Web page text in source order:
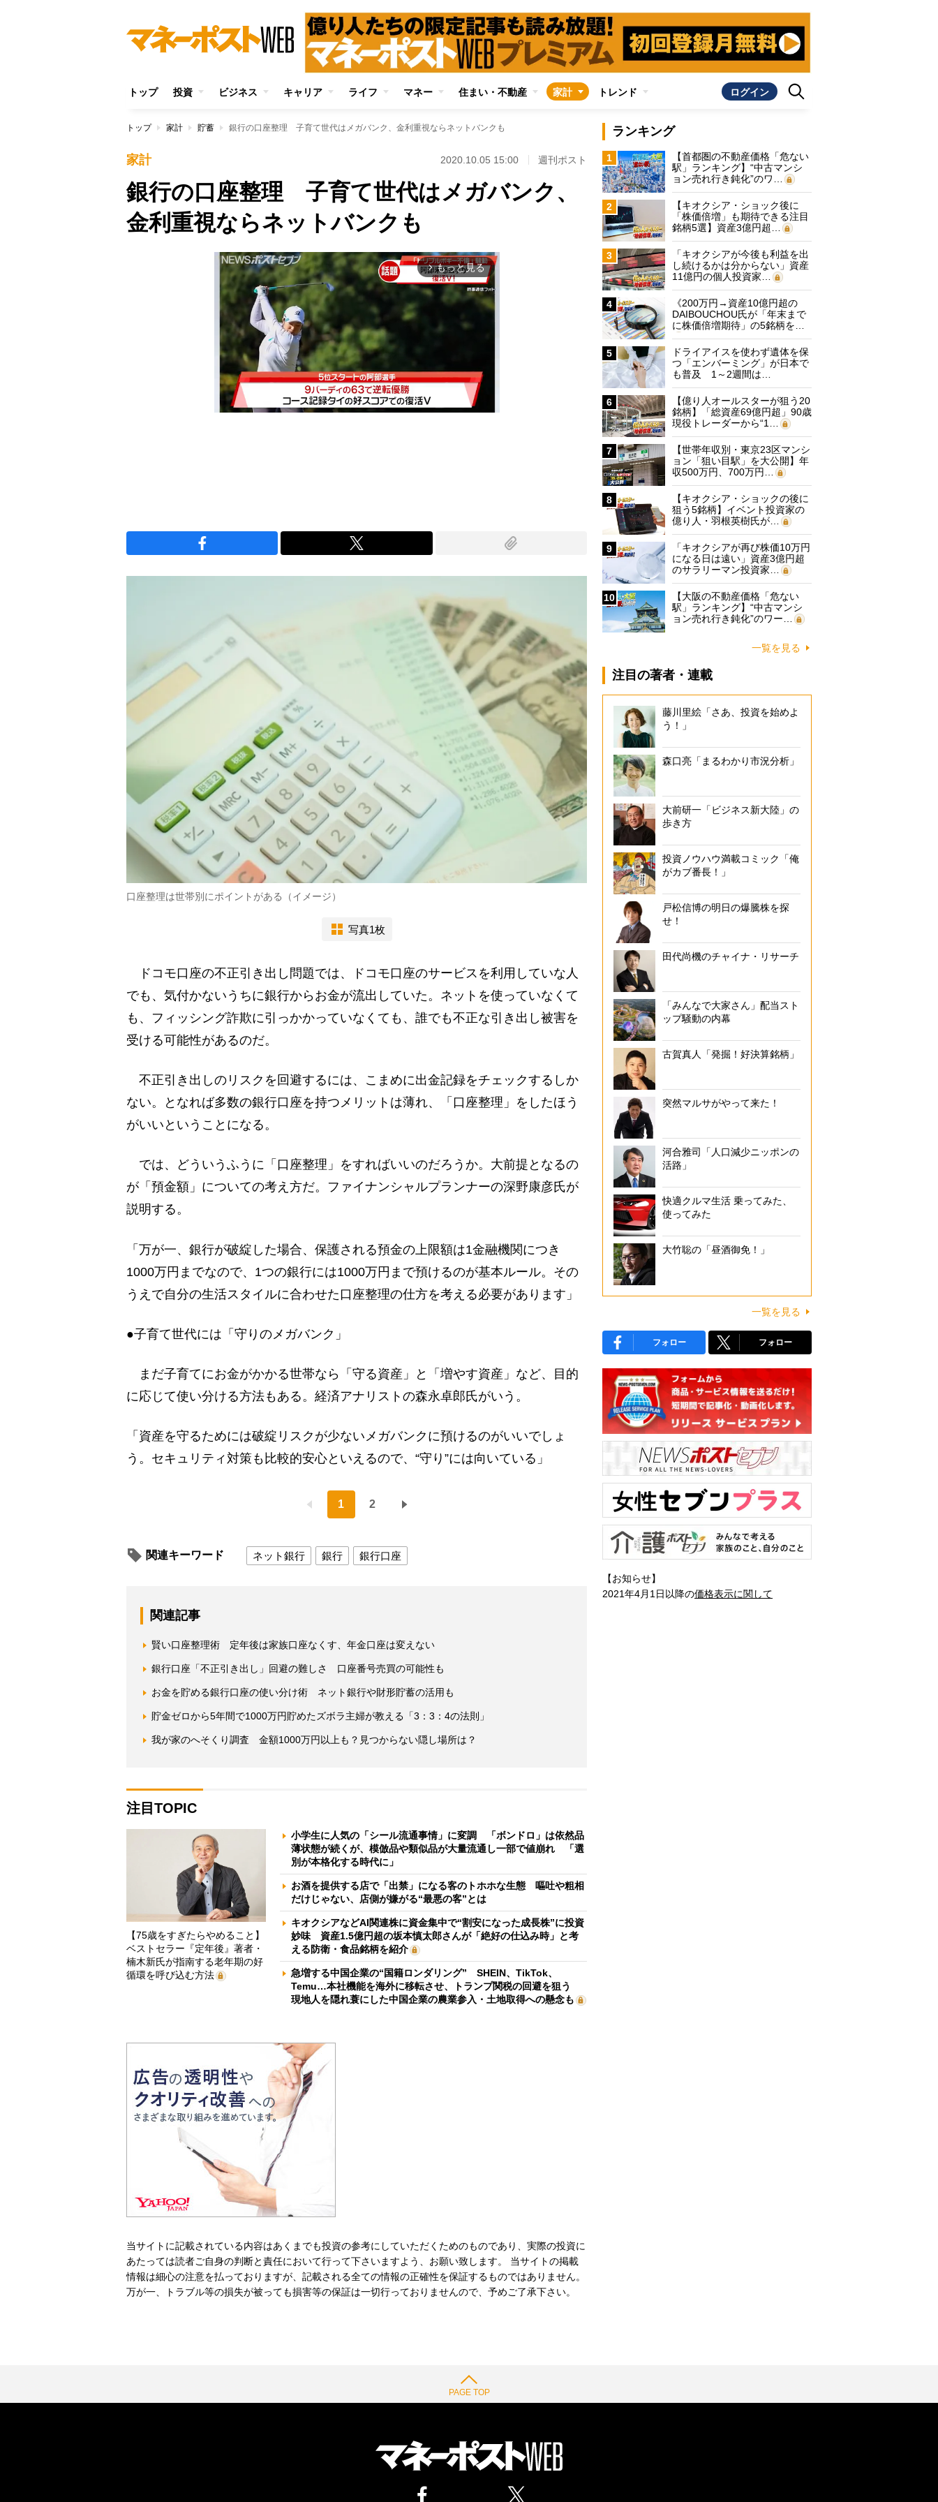
トップ 投資 ビジネス キャリア ライフ マネー 住まい・不動産 家計 トレンド ログイン
トップ 家計 貯蓄 銀行の口座整理 子育て世代はメガバンク、金利重視ならネットバンクも
家計 2020.10.05 15:00 週刊ポスト
銀行の口座整理 子育て世代はメガバンク、
金利重視ならネットバンクも
arrow_forward_ios もっと見る
口座整理は世帯別にポイントがある（イメージ）
写真1枚
ドコモ口座の不正引き出し問題では、ドコモ口座のサービスを利用していな人
でも、気付かないうちに銀行からお金が流出していた。ネットを使っていなくて
も、フィッシング詐欺に引っかかっていなくても、誰でも不正な引き出し被害を
受ける可能性があるのだ。
不正引き出しのリスクを回避するには、こまめに出金記録をチェックするしか
ない。となれば多数の銀行口座を持つメリットは薄れ、「口座整理」をしたほう
がいいということになる。
では、どういうふうに「口座整理」をすればいいのだろうか。大前提となるの
が「預金額」についての考え方だ。ファイナンシャルプランナーの深野康彦氏が
説明する。
「万が一、銀行が破綻した場合、保護される預金の上限額は1金融機関につき
1000万円までなので、1つの銀行には1000万円まで預けるのが基本ルール。その
うえで自分の生活スタイルに合わせた口座整理の仕方を考える必要があります」
●子育て世代には「守りのメガバンク」
まだ子育てにお金がかかる世帯なら「守る資産」と「増やす資産」など、目的
に応じて使い分ける方法もある。経済アナリストの森永卓郎氏がいう。
「資産を守るためには破綻リスクが少ないメガバンクに預けるのがいいでしょ
う。セキュリティ対策も比較的安心といえるので、“守り”には向いている」
1 2
関連キーワード ネット銀行 銀行 銀行口座
関連記事
賢い口座整理術 定年後は家族口座なくす、年金口座は変えない
銀行口座「不正引き出し」回避の難しさ 口座番号売買の可能性も
お金を貯める銀行口座の使い分け術 ネット銀行や財形貯蓄の活用も
貯金ゼロから5年間で1000万円貯めたズボラ主婦が教える「3：3：4の法則」
我が家のへそくり調査 金額1000万円以上も？見つからない隠し場所は？
注目TOPIC
【75歳をすぎたらやめること】
ベストセラー『定年後』著者・
楠木新氏が指南する老年期の好
循環を呼び込む方法
小学生に人気の「シール流通事情」に変調 「ボンドロ」は依然品
薄状態が続くが、模倣品や類似品が大量流通し一部で値崩れ 「選
別が本格化する時代に」
お酒を提供する店で「出禁」になる客のトホホな生態 嘔吐や粗相
だけじゃない、店側が嫌がる“最悪の客”とは
キオクシアなどAI関連株に資金集中で“割安になった成長株”に投資
妙味 資産1.5億円超の坂本慎太郎さんが「絶好の仕込み時」と考
える防衛・食品銘柄を紹介
急増する中国企業の“国籍ロンダリング” SHEIN、TikTok、
Temu…本社機能を海外に移転させ、トランプ関税の回避を狙う
現地人を隠れ蓑にした中国企業の農業参入・土地取得への懸念も
当サイトに記載されている内容はあくまでも投資の参考にしていただくためのものであり、実際の投資に
あたっては読者ご自身の判断と責任において行って下さいますよう、お願い致します。 当サイトの掲載
情報は細心の注意を払っておりますが、記載される全ての情報の正確性を保証するものではありません。
万が一、トラブル等の損失が被っても損害等の保証は一切行っておりませんので、予めご了承下さい。
ランキング
1
【首都圏の不動産価格「危ない
駅」ランキング】“中古マンシ
ョン売れ行き鈍化”のワ…
2
【キオクシア・ショック後に
「株価倍増」も期待できる注目
銘柄5選】資産3億円超…
3
「キオクシアが今後も利益を出
し続けるかは分からない」資産
11億円の個人投資家…
4
《200万円→資産10億円超の
DAIBOUCHOU氏が「年末まで
に株価倍増期待」の5銘柄を…
5
ドライアイスを使わず遺体を保
つ「エンバーミング」が日本で
も普及 1～2週間は…
6
【億り人オールスターが狙う20
銘柄】「総資産69億円超」90歳
現役トレーダーから“1…
7
【世帯年収別・東京23区マンシ
ョン「狙い目駅」を大公開】年
収500万円、700万円…
8
【キオクシア・ショックの後に
狙う5銘柄】イベント投資家の
億り人・羽根英樹氏が…
9
「キオクシアが再び株価10万円
になる日は遠い」資産3億円超
のサラリーマン投資家…
10
【大阪の不動産価格「危ない
駅」ランキング】“中古マンシ
ョン売れ行き鈍化”のワー…
一覧を見る
注目の著者・連載
藤川里絵「さあ、投資を始めよ
う！」
森口亮「まるわかり市況分析」
大前研一「ビジネス新大陸」の
歩き方
投資ノウハウ満載コミック「俺
がカブ番長！」
戸松信博の明日の爆騰株を探
せ！
田代尚機のチャイナ・リサーチ
「みんなで大家さん」配当スト
ップ騒動の内幕
古賀真人「発掘！好決算銘柄」
突然マルサがやって来た！
河合雅司「人口減少ニッポンの
活路」
快適クルマ生活 乗ってみた、
使ってみた
大竹聡の「昼酒御免！」
一覧を見る
フォロー フォロー
【お知らせ】
2021年4月1日以降の価格表示に関して
PAGE TOP